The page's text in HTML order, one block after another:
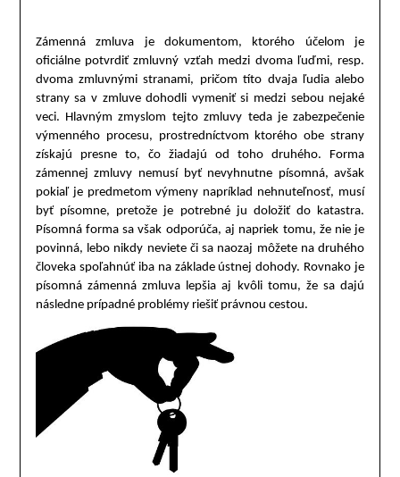
Zámenná zmluva je dokumentom, ktorého účelom je
oficiálne potvrdiť zmluvný vzťah medzi dvoma ľuďmi, resp.
dvoma zmluvnými stranami, pričom títo dvaja ľudia alebo
strany sa v zmluve dohodli vymeniť si medzi sebou nejaké
veci. Hlavným zmyslom tejto zmluvy teda je zabezpečenie
výmenného procesu, prostredníctvom ktorého obe strany
získajú presne to, čo žiadajú od toho druhého. Forma
zámennej zmluvy nemusí byť nevyhnutne písomná, avšak
pokiaľ je predmetom výmeny napríklad nehnuteľnosť, musí
byť písomne, pretože je potrebné ju doložiť do katastra.
Písomná forma sa však odporúča, aj napriek tomu, že nie je
povinná, lebo nikdy neviete či sa naozaj môžete na druhého
človeka spoľahnúť iba na základe ústnej dohody. Rovnako je
písomná zámenná zmluva lepšia aj kvôli tomu, že sa dajú
následne prípadné problémy riešiť právnou cestou.